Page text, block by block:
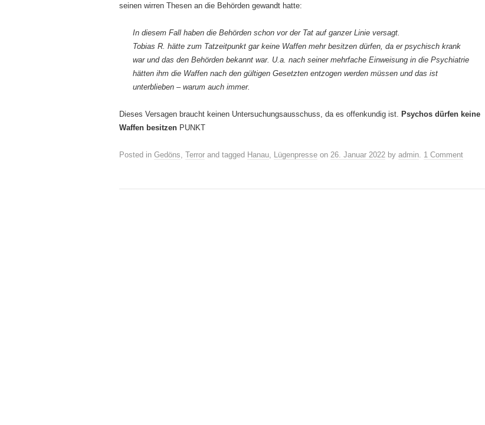
seinen wirren Thesen an die Behörden gewandt hatte:
In diesem Fall haben die Behörden schon vor der Tat auf ganzer Linie versagt.
Tobias R. hätte zum Tatzeitpunkt gar keine Waffen mehr besitzen dürfen, da er psychisch krank
war und das den Behörden bekannt war. U.a. nach seiner mehrfache Einweisung in die Psychiatrie
hätten ihm die Waffen nach den gültigen Gesetzten entzogen werden müssen und das ist
unterblieben – warum auch immer.
Dieses Versagen braucht keinen Untersuchungsausschuss, da es offenkundig ist.
Psychos dürfen keine
Waffen besitzen PUNKT
Posted in Gedöns Terror and tagged Hanau Lügenpresse on 26. Januar 2022 by admin 1 Comment